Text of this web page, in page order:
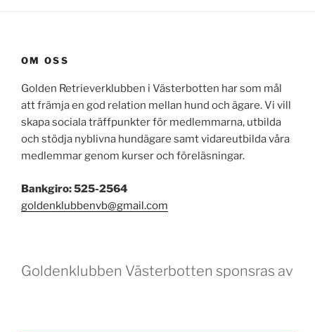
OM OSS
Golden Retrieverklubben i Västerbotten har som mål
att främja en god relation mellan hund och ägare. Vi vill
skapa sociala träffpunkter för medlemmarna, utbilda
och stödja nyblivna hundägare samt vidareutbilda våra
medlemmar genom kurser och föreläsningar.
Bankgiro: 525-2564
goldenklubbenvb@gmail.com
Goldenklubben Västerbotten sponsras av